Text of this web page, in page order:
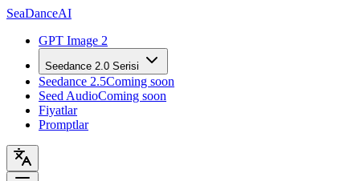
SeaDanceAI
GPT Image 2
Seedance 2.0 Serisi
Seedance 2.5Coming soon
Seed AudioComing soon
Fiyatlar
Promptlar